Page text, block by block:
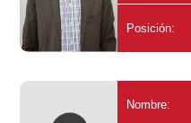
Posición:
Nombre: